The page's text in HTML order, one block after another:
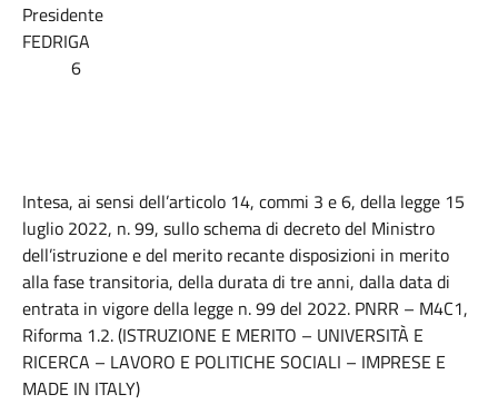
Presidente
FEDRIGA
6
Intesa, ai sensi dell’articolo 14, commi 3 e 6, della legge 15
luglio 2022, n. 99, sullo schema di decreto del Ministro
dell’istruzione e del merito recante disposizioni in merito
alla fase transitoria, della durata di tre anni, dalla data di
entrata in vigore della legge n. 99 del 2022. PNRR – M4C1,
Riforma 1.2. (ISTRUZIONE E MERITO – UNIVERSITÀ E
RICERCA – LAVORO E POLITICHE SOCIALI – IMPRESE E
MADE IN ITALY)